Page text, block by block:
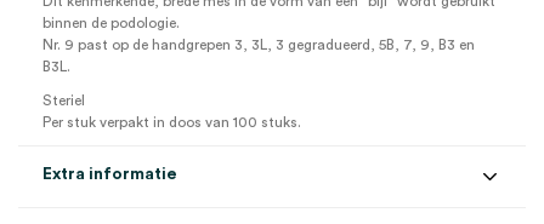
binnen de podologie.
Nr. 9 past op de handgrepen 3, 3L, 3 gegradueerd, 5B, 7, 9, B3 en
B3L.
Steriel
Per stuk verpakt in doos van 100 stuks.
Extra informatie